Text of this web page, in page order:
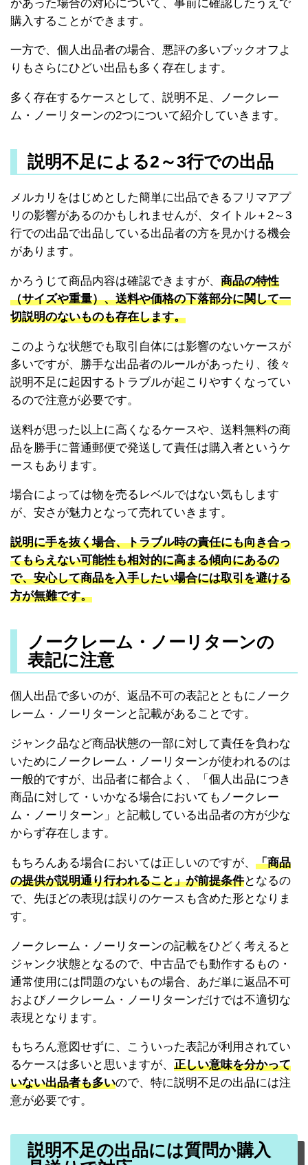
があった場合の対応について、事前に確認したうえで
購入することができます。
一方で、個人出品者の場合、悪評の多いブックオフよ
りもさらにひどい出品も多く存在します。
多く存在するケースとして、説明不足、ノークレー
ム・ノーリターンの2つについて紹介していきます。
説明不足による2～3行での出品
メルカリをはじめとした簡単に出品できるフリマアプ
リの影響があるのかもしれませんが、タイトル＋2～3
行での出品で出品している出品者の方を見かける機会
があります。
かろうじて商品内容は確認できますが、 商品の特性
（サイズや重量）、送料や価格の下落部分に関して一
切説明のないものも存在します。
このような状態でも取引自体には影響のないケースが
多いですが、勝手な出品者のルールがあったり、後々
説明不足に起因するトラブルが起こりやすくなってい
るので注意が必要です。
送料が思った以上に高くなるケースや、送料無料の商
品を勝手に普通郵便で発送して責任は購入者というケ
ースもあります。
場合によっては物を売るレベルではない気もします
が、安さが魅力となって売れていきます。
説明に手を抜く場合、トラブル時の責任にも向き合っ
てもらえない可能性も相対的に高まる傾向にあるの
で、安心して商品を入手したい場合には取引を避ける
方が無難です。
ノークレーム・ノーリターンの
表記に注意
個人出品で多いのが、返品不可の表記とともにノーク
レーム・ノーリターンと記載があることです。
ジャンク品など商品状態の一部に対して責任を負わな
いためにノークレーム・ノーリターンが使われるのは
一般的ですが、出品者に都合よく、「個人出品につき
商品に対して・いかなる場合においてもノークレー
ム・ノーリターン」と記載している出品者の方が少な
からず存在します。
もちろんある場合においては正しいのですが、 「商品
の提供が説明通り行われること」が前提条件となるの
で、先ほどの表現は誤りのケースも含めた形となりま
す。
ノークレーム・ノーリターンの記載をひどく考えると
ジャンク状態となるので、中古品でも動作するもの・
通常使用には問題のないもの場合、あだ単に返品不可
およびノークレーム・ノーリターンだけでは不適切な
表現となります。
もちろん意図せずに、こういった表記が利用されてい
るケースは多いと思いますが、 正しい意味を分かって
いない出品者も多いので、特に説明不足の出品には注
意が必要です。
説明不足の出品には質問か購入